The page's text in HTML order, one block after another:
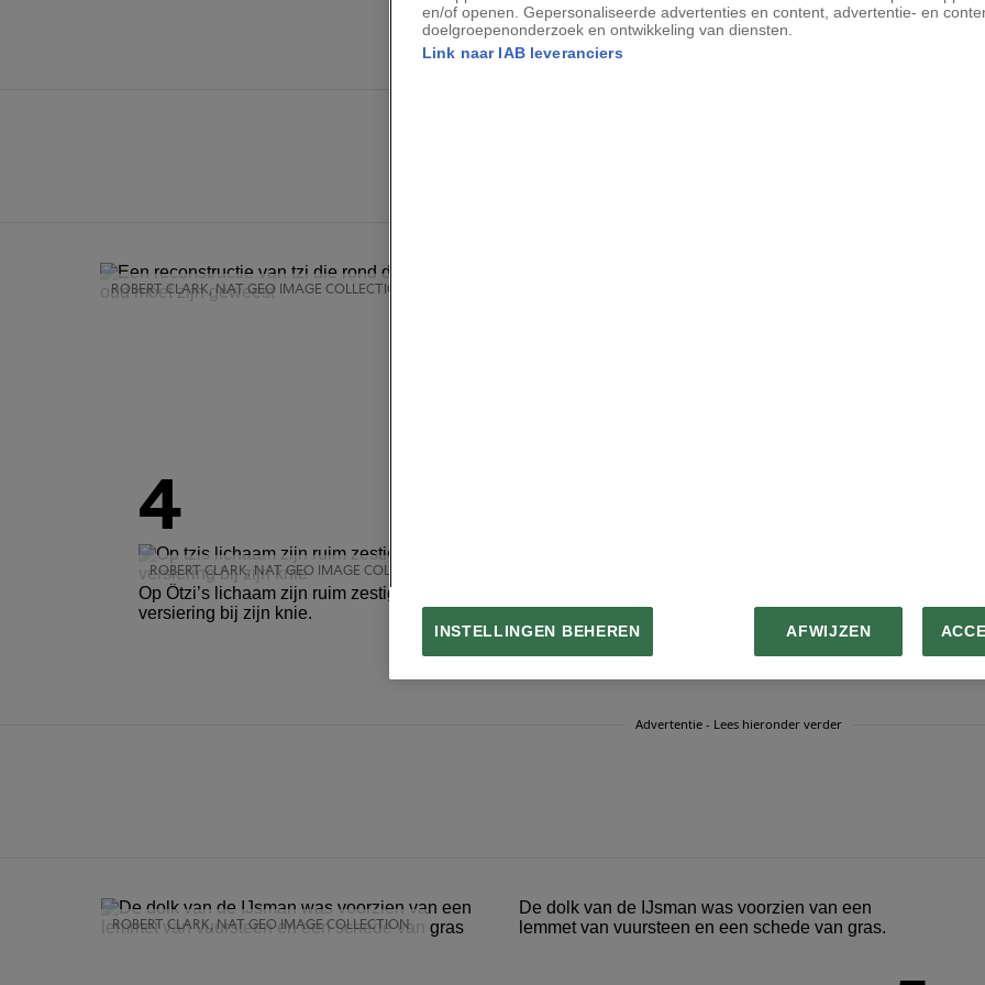
ROBERT CLARK, NAT GEO IMAGE COLLECTION
4
ROBERT CLARK, NAT GEO IMAGE COLLECTION
Op Ötzi’s lichaam zijn ruim zestig verschillende tatoeages gevonden, waaronder deze kruisvormige
versiering bij zijn knie.
Advertentie - Lees hieronder verder
ROBERT CLARK, NAT GEO IMAGE COLLECTION
De dolk van de IJsman was voorzien van een
lemmet van vuursteen en een schede van gras.
en/of openen. Gepersonaliseerde advertenties en content, advertentie- en
doelgroepenonderzoek en ontwikkeling van diensten.
Link naar IAB leveranciers
INSTELLINGEN BEHEREN AFWIJZEN